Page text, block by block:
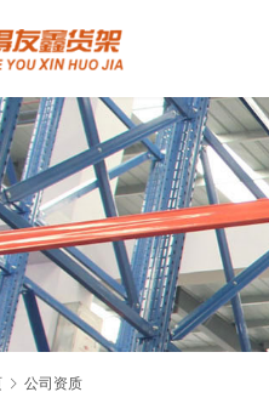
公司资质